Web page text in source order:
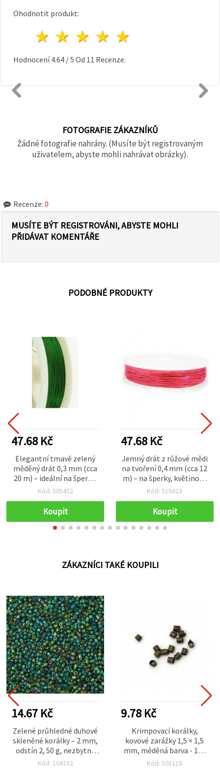
Ohodnotit produkt:
4 hvězdy
3 hvězdy
2 hvězdy
1 hvězda
Hodnocení4.64 /5 Od 11 Recenze.
FOTOGRAFIE ZÁKAZNÍKŮ
Žádné fotografie nahrány. (Musíte být registrovaným
uživatelem, abyste mohli nahrávat obrázky).
Recenze: 0
MUSÍTE BÝT REGISTROVÁNI, ABYSTE MOHLI
PŘIDÁVAT KOMENTÁŘE
PODOBNÉ PRODUKTY
47.68 Kč
Elegantní tmavě zelený
měděný drát 0,3 mm (cca
20 m) – ideální na šperky,
korálkování, drátkování a
Kód: 505452
Koupit
47.68 Kč
Jemný drát z růžové mědi
na tvoření 0,4 mm (cca 12
m) – na šperky, květinové
dekorace a kreativní
Kód: 515023
Koupit
ZÁKAZNÍCI TAKÉ KOUPILI
14.67 Kč
Zelené průhledné duhové
skleněné korálky – 2 mm,
odstín 2, 50 g, nezbytné
pro DIY šperky,
Kód: 104162
9.78 Kč
Krimpovací korálky,
kovové zarážky 1,5 × 1,5
mm, měděná barva - 100
ks
Kód: 501118